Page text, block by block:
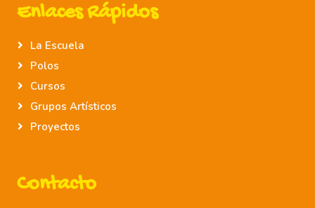
Enlaces Rápidos
La Escuela
Polos
Cursos
Grupos Artísticos
Proyectos
Contacto